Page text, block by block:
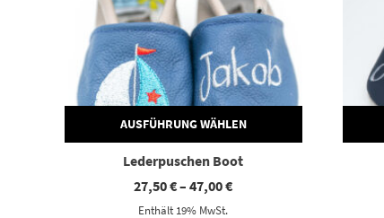
AUSFÜHRUNG WÄHLEN
Lederpuschen Boot
27,50€–47,00€Preisspanne:
Enthält 19% MwSt.